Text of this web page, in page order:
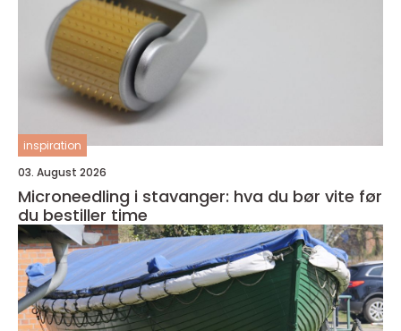
inspiration
03. August 2026
Microneedling i stavanger: hva du bør vite før
du bestiller time